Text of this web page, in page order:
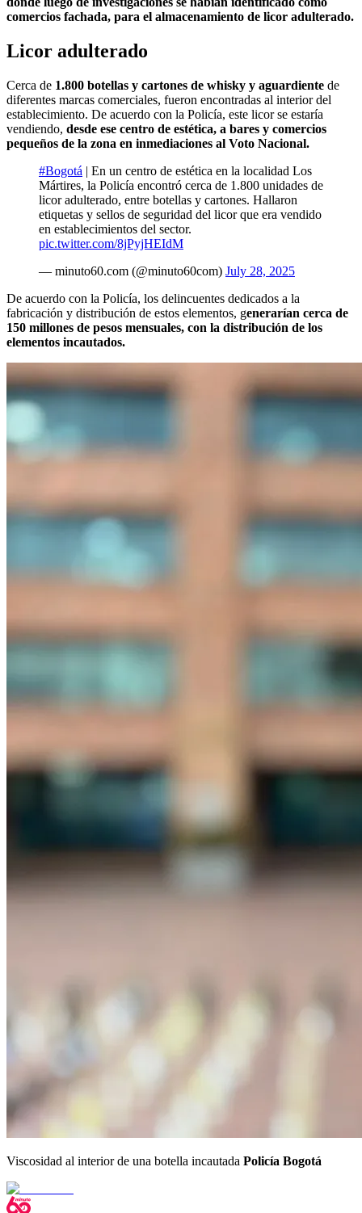
comercios fachada, para el almacenamiento de licor adulterado.
Licor adulterado
Cerca de 1.800 botellas y cartones de whisky y aguardiente de
diferentes marcas comerciales, fueron encontradas al interior del
establecimiento. De acuerdo con la Policía, este licor se estaría
vendiendo, desde ese centro de estética, a bares y comercios
pequeños de la zona en inmediaciones al Voto Nacional.
#Bogotá | En un centro de estética en la localidad Los
Mártires, la Policía encontró cerca de 1.800 unidades de
licor adulterado, entre botellas y cartones. Hallaron
etiquetas y sellos de seguridad del licor que era vendido
en establecimientos del sector.
pic.twitter.com/8jPyjHEIdM
— minuto60.com (@minuto60com) July 28, 2025
De acuerdo con la Policía, los delincuentes dedicados a la
fabricación y distribución de estos elementos, generarían cerca de
150 millones de pesos mensuales, con la distribución de los
elementos incautados.
Viscosidad al interior de una botella incautada Policía Bogotá